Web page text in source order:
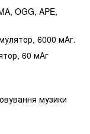
OGG, APE,
6000 мАг.
60 мАг
музики